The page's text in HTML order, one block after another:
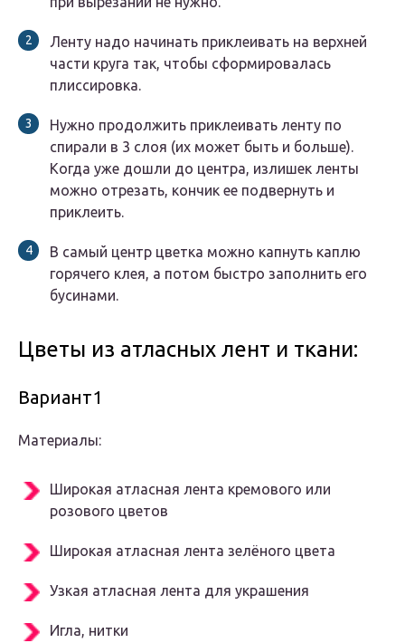
Ленту надо начинать приклеивать на верхней
части круга так, чтобы сформировалась
плиссировка.
Нужно продолжить приклеивать ленту по
спирали в 3 слоя (их может быть и больше).
Когда уже дошли до центра, излишек ленты
можно отрезать, кончик ее подвернуть и
приклеить.
В самый центр цветка можно капнуть каплю
горячего клея, а потом быстро заполнить его
бусинами.
Цветы из атласных лент и ткани:
Вариант1
Материалы:
Широкая атласная лента кремового или
розового цветов
Широкая атласная лента зелёного цвета
Узкая атласная лента для украшения
Игла, нитки